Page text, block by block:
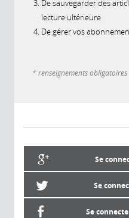
De sauvegarder des
lecture ultérieure
De gérer vos
* renseignements obligatoires
Se
Se
Se